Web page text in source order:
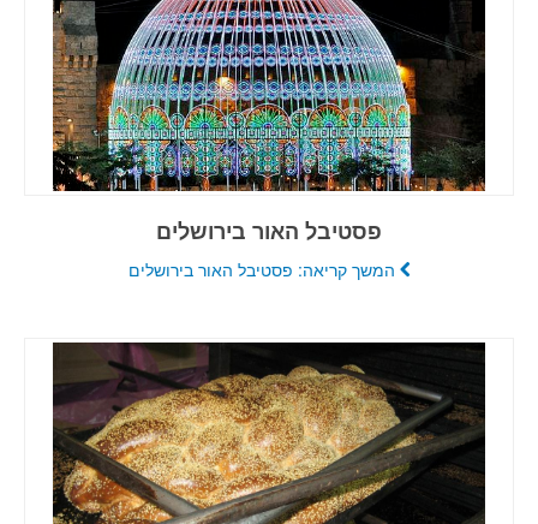
פסטיבל האור בירושלים
המשך קריאה: פסטיבל האור בירושלים